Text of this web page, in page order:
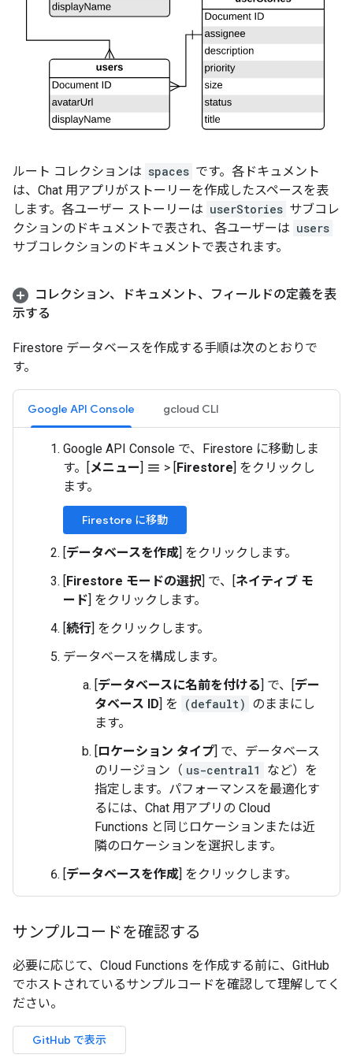
ルート コレクションは spaces です。各ドキュメント
は、Chat 用アプリがストーリーを作成したスペースを表
します。各ユーザー ストーリーは userStories サブコレ
クションのドキュメントで表され、各ユーザーは users
サブコレクションのドキュメントで表されます。
コレクション、ドキュメント、フィールドの定義を表
示する
Firestore データベースを作成する手順は次のとおりで
す。
Google API Console gcloud CLI
Google API Console で、Firestore に移動しま
す。[メニュー] menu > [Firestore] をクリックし
ます。
Firestore に移動
[データベースを作成] をクリックします。
[Firestore モードの選択] で、[ネイティブ モ
ード] をクリックします。
[続行] をクリックします。
データベースを構成します。
[データベースに名前を付ける] で、[デー
タベース ID] を (default) のままにし
ます。
[ロケーション タイプ] で、データベース
のリージョン（ us-central1
など）を
指定します。パフォーマンスを最適化す
るには、Chat 用アプリの Cloud
Functions と同じロケーションまたは近
隣のロケーションを選択します。
[データベースを作成] をクリックします。
サンプルコードを確認する
必要に応じて、Cloud Functions を作成する前に、GitHub
でホストされているサンプルコードを確認して理解してく
ださい。
GitHub で表示